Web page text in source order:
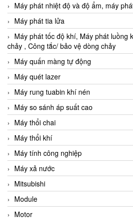
Máy phát nhiệt độ và độ ẩm, máy
Máy phát tia lửa
Máy phát tốc độ khí, Máy phát luồng
chảy , Công tắc/ bảo vệ dòng chảy
Máy quấn màng tự động
Máy quét lazer
Máy rung tuabin khí nén
Máy so sánh áp suất cao
Máy thổi chai
Máy thổi khí
Máy tính công nghiệp
Máy xả nước
Mitsubishi
Module
Motor